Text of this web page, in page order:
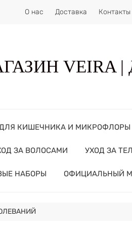
О нас Доставка Контакты
VEIRA
КИШЕЧНИКА И МИКРОФЛОРЫ
ЗА ВОЛОСАМИ УХОД ЗА
НАБОРЫ ОФИЦИАЛЬНЫЙ